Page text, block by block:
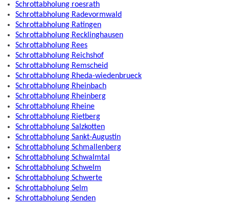
Schrottabholung roesrath
Schrottabholung Radevormwald
Schrottabholung Ratingen
Schrottabholung Recklinghausen
Schrottabholung Rees
Schrottabholung Reichshof
Schrottabholung Remscheid
Schrottabholung Rheda-wiedenbrueck
Schrottabholung Rheinbach
Schrottabholung Rheinberg
Schrottabholung Rheine
Schrottabholung Rietberg
Schrottabholung Salzkotten
Schrottabholung Sankt-Augustin
Schrottabholung Schmallenberg
Schrottabholung Schwalmtal
Schrottabholung Schwelm
Schrottabholung Schwerte
Schrottabholung Selm
Schrottabholung Senden